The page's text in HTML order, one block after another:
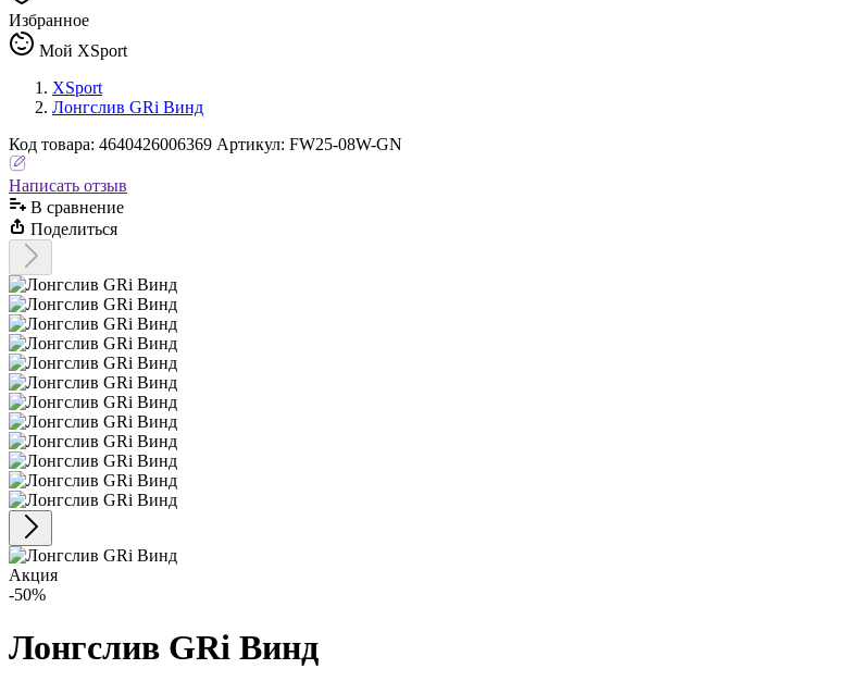
Избранное
Мой XSport
XSport
Лонгслив GRi Винд
Код товара: 4640426006369 Артикул: FW25-08W-GN
Написать отзыв
В сравнениe
Поделиться
Акция
-50%
Лонгслив GRi Винд